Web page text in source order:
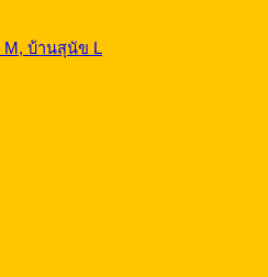
M, บ้านสุนัข L